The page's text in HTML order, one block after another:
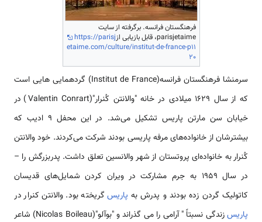
فرهنگستان فرانسه. برگرفته از سایت
parisjetaime، قابل بازیابی از
https://parisj
etaime.com/culture/institut-de-france-p11
20
سرمنشا فرهنگستان فرانسه(Institut de France) گردهمایی هایی است
که از سال 1629 میلادی در خانه "والانتن کُنرار"(Valentin Conrart) در
خیابان سن مارتن پاریس تشکیل می‌شد. در این محفل 9 ادیب که
بیشترشان از خانواده‌های مرفه پاریسی بودند شرکت می‌کردند. خود والانتن
کُنرار به خانواده‌ای پروتستان از شهر والانسین تعلق داشت. پدر‌بزرگش را –
در سال 1959 به جرم مشارکت در ویران کردن شمایل‌های قدیسان
کاتولیک گردن زده بودند و پدرش به پاریس گریخته بود. والانتن کنرار در
پاریس
زندگی نسبتاً " آرامی را می گذراند و "بوآلو"(Nicolas Boileau) شاعر